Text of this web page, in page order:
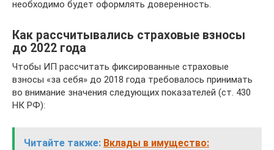
необходимо будет оформлять доверенность.
Как рассчитывались страховые взносы
до 2022 года
Чтобы ИП рассчитать фиксированные страховые
взносы «за себя» до 2018 года требовалось принимать
во внимание значения следующих показателей (ст. 430
НК РФ):
Читайте также: Вклады в имущество: